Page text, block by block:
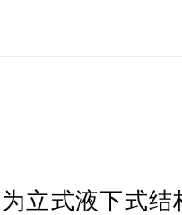
为立式液下式